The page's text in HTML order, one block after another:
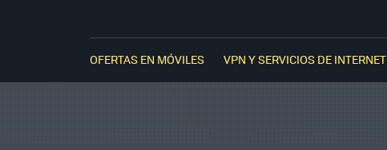
OFERTAS EN MÓVILES VPN Y SERVICIOS DE INTERNET